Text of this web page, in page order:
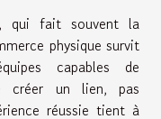
qui fait souvent la
physique survit
capables de
créer un lien, pas
réussie tient à